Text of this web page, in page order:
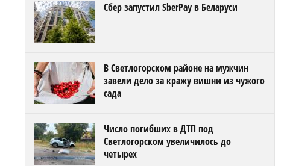
Сбер запустил SberPay в Беларуси
В Светлогорском районе на мужчин
завели дело за кражу вишни из чужого
сада
Число погибших в ДТП под
Светлогорском увеличилось до
четырех